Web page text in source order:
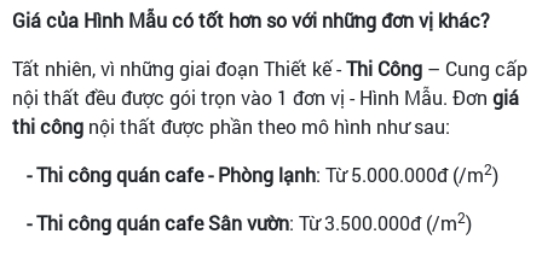
Giá của Hình Mẫu có tốt hơn so với những đơn vị khác?
Tất nhiên, vì những giai đoạn Thiết kế -Thi Công – Cung cấp
nội thất đều được gói trọn vào 1 đơn vị - Hình Mẫu. Đơn giá
thi công nội thất được phần theo mô hình như sau:
- Thi công quán cafe - Phòng lạnh: Từ 5.000.000đ (/m2)
- Thi công quán cafe Sân vườn: Từ 3.500.000đ (/m2)